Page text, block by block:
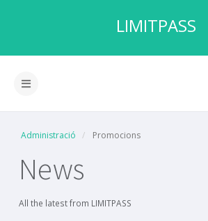
LIMITPASS
Administració Promocions
News
All the latest from LIMITPASS